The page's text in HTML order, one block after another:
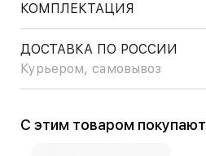
КОМПЛЕКТАЦИЯ
ДОСТАВКА ПО РОССИИ
Курьером, самовывоз
С этим товаром покупают